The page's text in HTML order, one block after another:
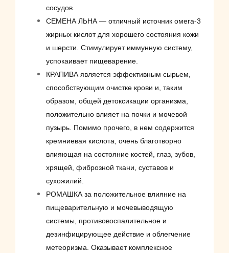
сосудов.
СЕМЕНА ЛЬНА — отличный источник омега-3
жирных кислот для хорошего состояния кожи
и шерсти. Стимулирует иммунную систему,
успокаивает пищеварение.
КРАПИВА является эффективным сырьем,
способствующим очистке крови и, таким
образом, общей детоксикации организма,
положительно влияет на почки и мочевой
пузырь. Помимо прочего, в нем содержится
кремниевая кислота, очень благотворно
влияющая на состояние костей, глаз, зубов,
хрящей, фиброзной ткани, суставов и
сухожилий.
РОМАШКА за положительное влияние на
пищеварительную и мочевыводящую
системы, противовоспалительное и
дезинфицирующее действие и облегчение
метеоризма. Оказывает комплексное